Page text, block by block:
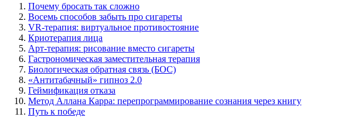
Почему бросать так сложно
Восемь способов забыть про сигареты
VR-терапия: виртуальное противостояние
Криотерапия лица
Арт-терапия: рисование вместо сигареты
Гастрономическая заместительная терапия
Биологическая обратная связь (БОС)
«Антитабачный» гипноз 2.0
Геймификация отказа
Метод Аллана Карра: перепрограммирование сознания через книгу
Путь к победе